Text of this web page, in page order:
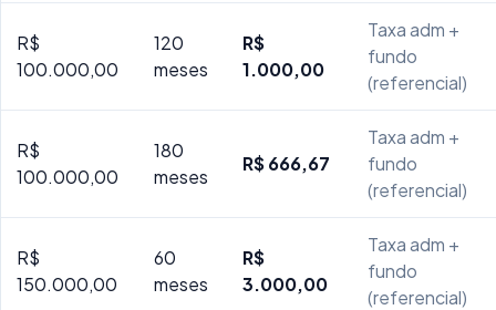
R$
100.000,00
120
meses
R$
1.000,00
Taxa adm +
fundo
(referencial)
R$
100.000,00
180
meses
R$ 666,67
Taxa adm +
fundo
(referencial)
R$
150.000,00
60
meses
R$
3.000,00
Taxa adm +
fundo
(referencial)